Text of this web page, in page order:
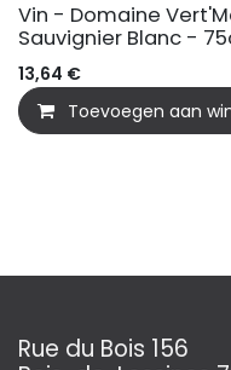
Vin - Domaine
Sauvignier Blanc -
13,64 €
Toevoegen aan
Rue du Bois 156